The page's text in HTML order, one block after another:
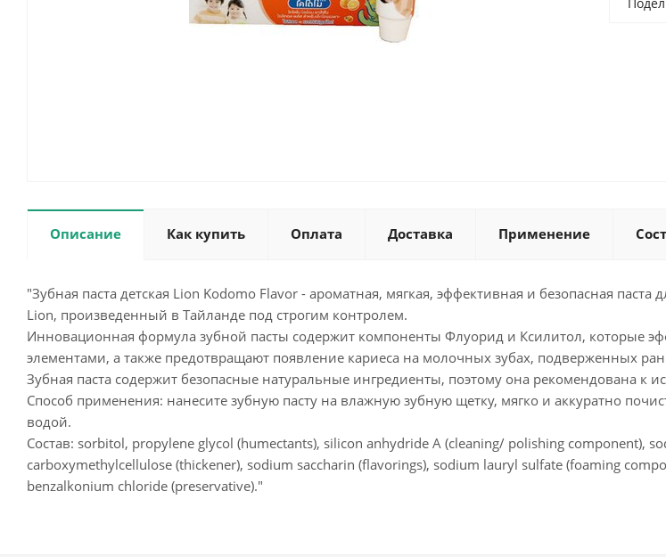
Описание Как купить Оплата Доставка Применение
"Зубная паста детская Lion Kodomo Flavor - ароматная, мягкая, эффективная и безопасная
Lion, произведенный в Тайланде под строгим контролем.
Инновационная формула зубной пасты содержит компоненты Флуорид и Ксилитол,
элементами, а также предотвращают появление кариеса на молочных зубах, подверженных
Зубная паста содержит безопасные натуральные ингредиенты, поэтому она рекомендована к
Способ применения: нанесите зубную пасту на влажную зубную щетку, мягко и аккуратно
водой.
Состав: sorbitol, propylene glycol (humectants), silicon anhydride A (cleaning/ polishing component),
carboxymethylcellulose (thickener), sodium saccharin (flavorings), sodium lauryl sulfate (foaming
benzalkonium chloride (preservative)."